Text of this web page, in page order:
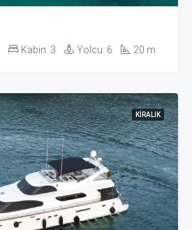
Kabin: 3 Yolcu: 6 20 m
KIRALIK